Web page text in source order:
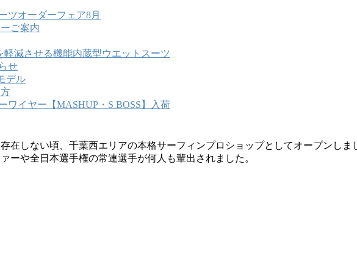
ツオーダーフェア8月
ご案内
減させる機能内蔵型ウエットスーツ
せ
デル
ワイヤー【MASHUP・S BOSS】入荷
在しない頃、千葉西エリアの本格サーフィンプロショップとしてオープンしま
ーや全日本選手権の常連選手が何人も輩出されました。